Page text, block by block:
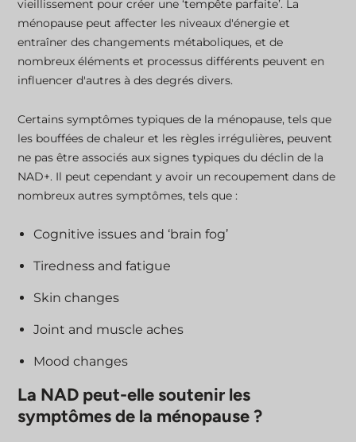
vieillissement pour créer une ‘tempête parfaite’. La
ménopause peut affecter les niveaux d'énergie et
entraîner des changements métaboliques, et de
nombreux éléments et processus différents peuvent en
influencer d'autres à des degrés divers.
Certains symptômes typiques de la ménopause, tels que
les bouffées de chaleur et les règles irrégulières, peuvent
ne pas être associés aux signes typiques du déclin de la
NAD+. Il peut cependant y avoir un recoupement dans de
nombreux autres symptômes, tels que :
Cognitive issues and ‘brain fog’
Tiredness and fatigue
Skin changes
Joint and muscle aches
Mood changes
La NAD peut-elle soutenir les
symptômes de la ménopause ?